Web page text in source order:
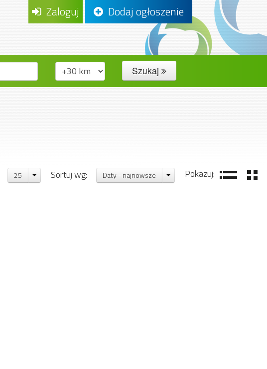
Zaloguj Dodaj ogłoszenie
Szukaj
Pokazuj:
Sortuj wg: Daty - najnowsze
25